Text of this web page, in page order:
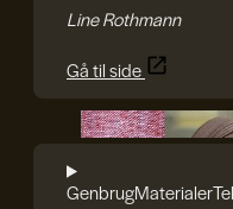
Line Rothmann
Gå til side
I TRÅD MED VERDEN
GenbrugMaterialer